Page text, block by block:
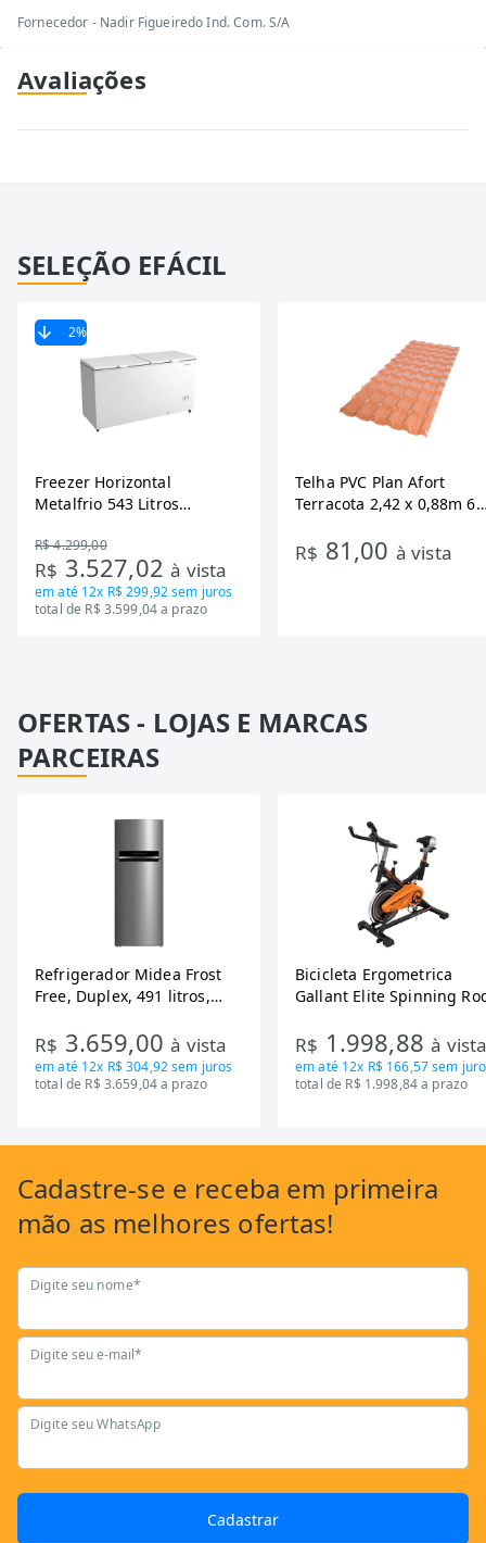
Fornecedor - Nadir Figueiredo Ind. Com. S/A
Avaliações
SELEÇÃO EFÁCIL
2%
Freezer Horizontal
Metalfrio 543 Litros
Tecnologia Inverter, Branco,
Bivolt
R$ 4.299,00
R$ 3.527,02à vista
em até 12x R$ 299,92sem juros
total de R$ 3.599,04 a prazo
Telha PVC Plan Afort
Terracota 2,42 x 0,88m 6
R$ 81,00 à vista
OFERTAS - LOJAS E MARCAS
PARCEIRAS
Refrigerador Midea Frost
Free, Duplex, 491 litros,
RT650EVK463)
R$ 3.659,00à vista
em até 12x R$ 304,92sem juros
total de R$ 3.659,04 a prazo
Bicicleta Ergometrica
Gallant Elite Spinning
Mecanica GSB13HBTA-PT
R$ 1.998,88à
em até 12x R$ 166,57sem
total de R$ 1.998,84 a prazo
Cadastre-se e receba em primeira
mão as melhores ofertas!
Digite seu nome*
Digite seu e-mail*
Digite seu WhatsApp
Cadastrar